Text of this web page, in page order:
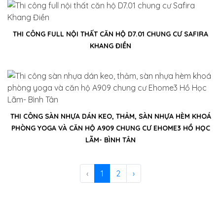
THI CÔNG FULL NỘI THẤT CĂN HỘ D7.01 CHUNG CƯ SAFIRA
KHANG ĐIỀN
THI CÔNG SÀN NHỰA DÁN KEO, THẢM, SÀN NHỰA HÈM KHOÁ
PHÒNG YOGA VÀ CĂN HỘ A909 CHUNG CƯ EHOME3 HỒ HỌC
LÃM- BÌNH TÂN
‹ 1 2 ›